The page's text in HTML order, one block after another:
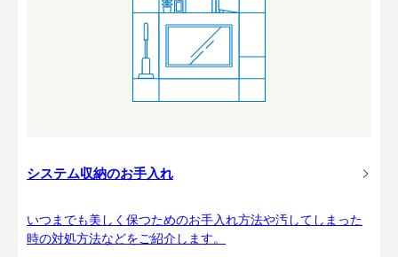
システム収納のお手入れ
いつまでも美しく保つためのお手入れ方法や汚してしまった
時の対処方法などをご紹介します。